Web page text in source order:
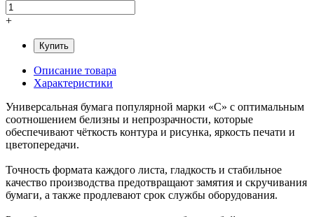
+
Купить
Описание товара
Характеристики
Универсальная бумага популярной марки «С» с оптимальным
соотношением белизны и непрозрачности, которые
обеспечивают чёткость контура и рисунка, яркость печати и
цветопередачи.
Точность формата каждого листа, гладкость и стабильное
качество производства предотвращают замятия и скручивания
бумаги, а также продлевают срок службы оборудования.